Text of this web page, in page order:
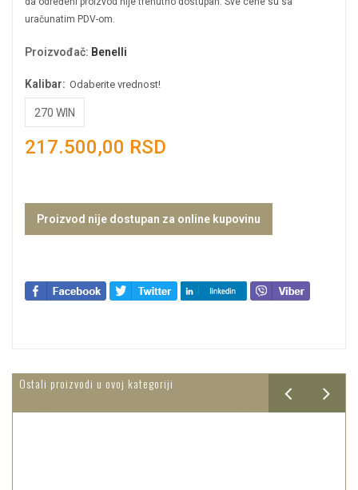
uračunatim PDV-om.
Proizvođač: Benelli
Kalibar: Odaberite vrednost!
270 WIN
217.500,00 RSD
Proizvod nije dostupan za online kupovinu
Ostali proizvodi u ovoj kategoriji